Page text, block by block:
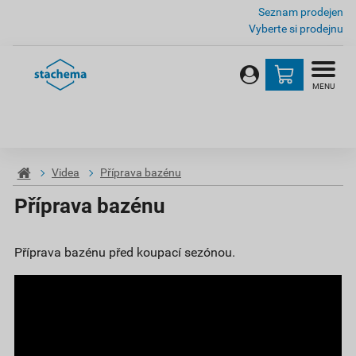
Seznam prodejen
Vyberte si prodejnu
MENU
Videa Příprava bazénu
Příprava bazénu
Příprava bazénu před koupací sezónou.